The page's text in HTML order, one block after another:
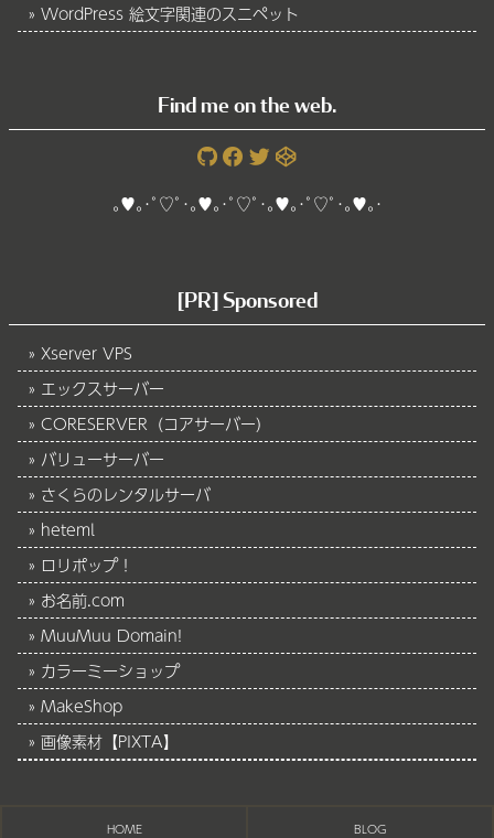
WordPress 絵文字関連のスニペット
Find me on the web.
｡♥｡･ﾟ♡ﾟ･｡♥｡･ﾟ♡ﾟ･｡♥｡･ﾟ♡ﾟ･｡♥｡･
[PR] Sponsored
Xserver VPS
エックスサーバー
CORESERVER（コアサーバー）
バリューサーバー
さくらのレンタルサーバ
heteml
ロリポップ！
お名前.com
MuuMuu Domain!
カラーミーショップ
MakeShop
画像素材【PIXTA】
HOME BLOG